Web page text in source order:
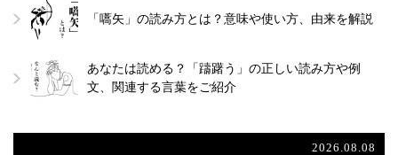
「嚆矢」の読み方とは？意味や使い方、由来を解説
あなたは読める？「躊躇う」の正しい読み方や例
文、関連する言葉をご紹介
2026.08.08